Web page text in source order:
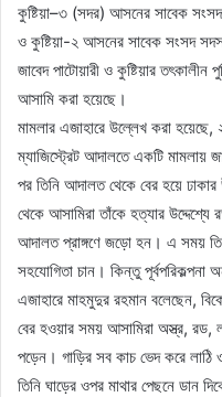
কুষ্টিয়া–৩ (সদর) আসনের সাবেক
ও কুষ্টিয়া-২ আসনের সাবেক সংসদ
জাবেদ পাটোয়ারী ও কুষ্টিয়ার
আসামি করা হয়েছে।
মামলার এজাহারে উল্লেখ করা
ম্যাজিস্ট্রেট আদালতে একটি মামলায়
পর তিনি আদালত থেকে বের হয়ে
থেকে আসামিরা তাঁকে হত্যার উদ্দেশ্যে
আদালত প্রাঙ্গণে জড়ো হন। এ সময়
সহযোগিতা চান। কিন্তু
এজাহারে মাহমুদুর রহমান বলেছেন,
বের হওয়ার সময় আসামিরা অস্ত্র, রড,
পড়েন। গাড়ির সব কাচ ভেদ করে
তিনি ঘাড়ের ওপর মাথার পেছনে ডান